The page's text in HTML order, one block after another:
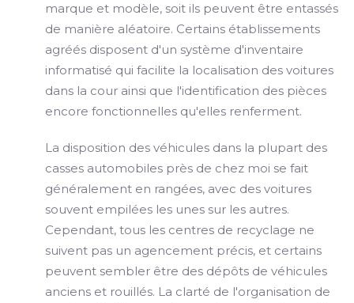
marque et modèle, soit ils peuvent être entassés
de manière aléatoire. Certains établissements
agréés disposent d'un système d'inventaire
informatisé qui facilite la localisation des voitures
dans la cour ainsi que l'identification des pièces
encore fonctionnelles qu'elles renferment.
La disposition des véhicules dans la plupart des
casses automobiles près de chez moi se fait
généralement en rangées, avec des voitures
souvent empilées les unes sur les autres.
Cependant, tous les centres de recyclage ne
suivent pas un agencement précis, et certains
peuvent sembler être des dépôts de véhicules
anciens et rouillés. La clarté de l'organisation de